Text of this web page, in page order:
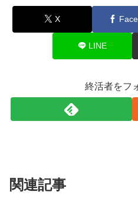
X
LINE
終活者をフ
関連記事